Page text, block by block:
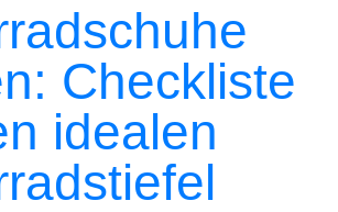
Checkliste
idealen